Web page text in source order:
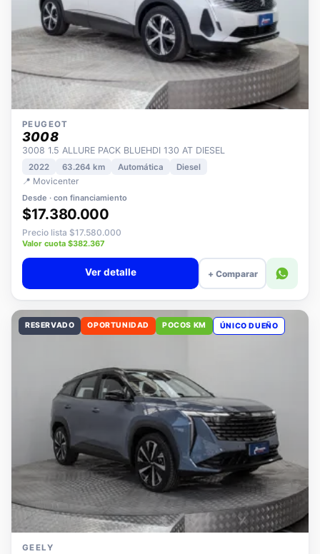
PEUGEOT
3008
3008 1.5 ALLURE PACK BLUEHDI 130 AT DIESEL
2022 63.264 km
📍 Movicenter
Desde · con financiamiento
$17.380.000
Precio lista $17.580.000
Valor cuota $382.367
+ Comparar
RESERVADO OPORTUNIDAD POCOS KM